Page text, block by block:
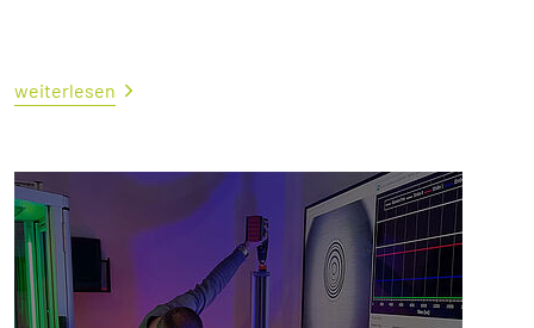
weiterlesen